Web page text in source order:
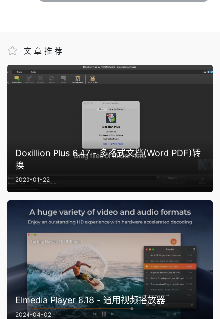
文章推荐
Doxillion Plus 6.47 - 多格式文档(Word PDF)转
换
2023-01-22
Elmedia Player 8.18 - 通用视频播放器
2024-04-02